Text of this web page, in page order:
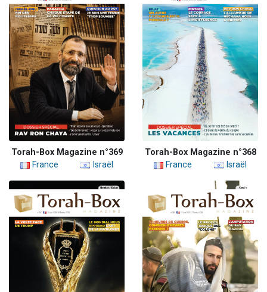
Torah-Box Magazine n°369
France
Israël
Torah-Box Magazine n°368
France
Israël